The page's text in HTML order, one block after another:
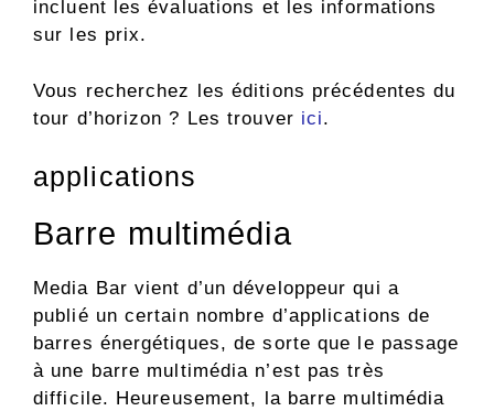
incluent les évaluations et les informations
sur les prix.
Vous recherchez les éditions précédentes du
tour d’horizon ? Les trouver ici.
applications
Barre multimédia
Media Bar vient d’un développeur qui a
publié un certain nombre d’applications de
barres énergétiques, de sorte que le passage
à une barre multimédia n’est pas très
difficile. Heureusement, la barre multimédia